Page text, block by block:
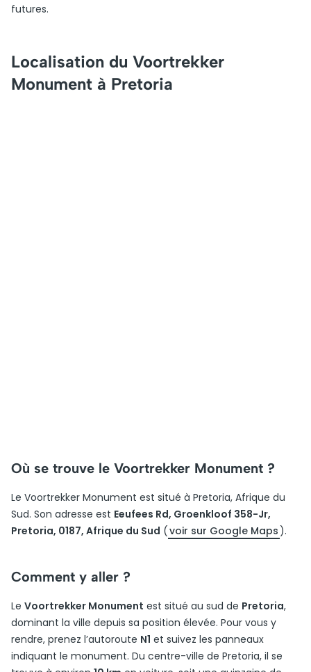
futures.
Localisation du Voortrekker
Monument à Pretoria
Où se trouve le Voortrekker Monument ?
Le Voortrekker Monument est situé à Pretoria, Afrique du
Sud. Son adresse est Eeufees Rd, Groenkloof 358-Jr,
Pretoria, 0187, Afrique du Sud (voir sur Google Maps ).
Comment y aller ?
Le Voortrekker Monument est situé au sud de Pretoria,
dominant la ville depuis sa position élevée. Pour vous y
rendre, prenez l’autoroute N1 et suivez les panneaux
indiquant le monument. Du centre-ville de Pretoria, il se